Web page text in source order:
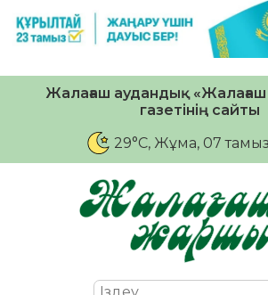
Жалағаш аудандық
газетінің сайты
29°C, Жұма, 07